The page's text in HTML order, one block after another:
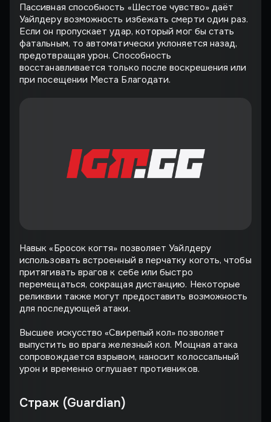
Пассивная способность «Шестое чувство» даёт
Уайлдеру возможность избежать смерти один раз.
Если он пропускает удар, который мог бы стать
фатальным, то автоматически уклоняется назад,
предотвращая урон. Способность
восстанавливается только после воскрешения или
при посещении Места Благодати.
Навык «Бросок когтя» позволяет Уайлдеру
использовать встроенный в перчатку коготь, чтобы
притягивать врагов к себе или быстро
перемещаться, сокращая дистанцию. Некоторые
реликвии также могут предоставить возможность
для последующей атаки.
Высшее искусство «Свирепый кол» позволяет
выпустить во врага железный кол. Мощная атака
сопровождается взрывом, наносит колоссальный
урон и временно оглушает противников.
Страж (Guardian)